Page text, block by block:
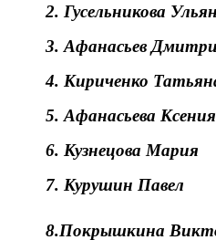
2. Гусельникова
3.Афанасьев
4. Кириченко
5.Афанасьева Ксения
6. Кузнецова Мария
7. Курушин Павел
8.Покрышкина